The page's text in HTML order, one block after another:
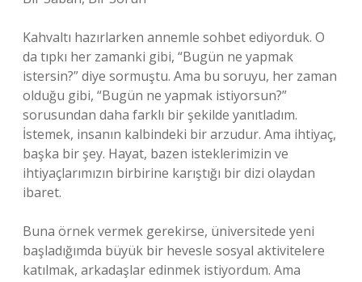
Kahvaltı hazırlarken annemle sohbet ediyorduk. O
da tıpkı her zamanki gibi, “Bugün ne yapmak
istersin?” diye sormuştu. Ama bu soruyu, her zaman
olduğu gibi, “Bugün ne yapmak istiyorsun?”
sorusundan daha farklı bir şekilde yanıtladım.
İstemek, insanın kalbindeki bir arzudur. Ama ihtiyaç,
başka bir şey. Hayat, bazen isteklerimizin ve
ihtiyaçlarımızın birbirine karıştığı bir dizi olaydan
ibaret.
Buna örnek vermek gerekirse, üniversitede yeni
başladığımda büyük bir hevesle sosyal aktivitelere
katılmak, arkadaşlar edinmek istiyordum. Ama